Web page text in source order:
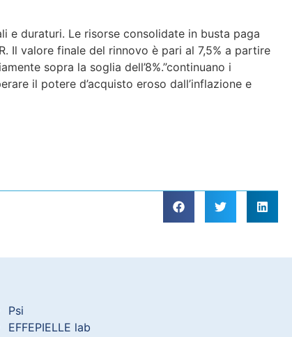
e duraturi. Le risorse consolidate in busta paga
Il valore finale del rinnovo è pari al 7,5% a partire
sopra la soglia dell’8%.”continuano i
il potere d’acquisto eroso dall’inflazione e
Psi
EFFEPIELLE lab